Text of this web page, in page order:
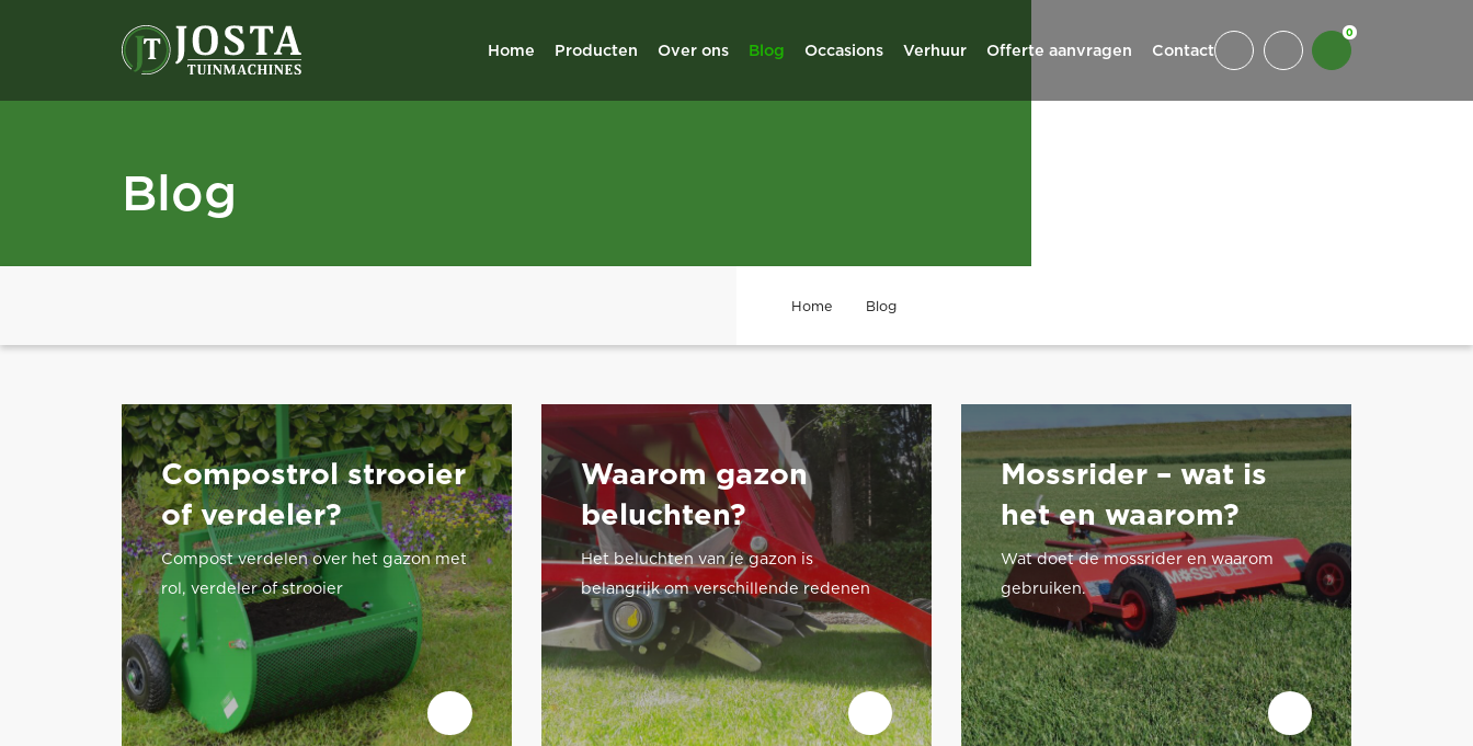
Home Producten Over ons Blog Occasions Verhuur Offerte aanvragen Contact
0
Blog
Home Blog
Compostrol strooier
of verdeler?
Compost verdelen over het gazon met
rol, verdeler of strooier
Waarom gazon
beluchten?
Het beluchten van je gazon is
belangrijk om verschillende redenen
Mossrider – wat is
het en waarom?
Wat doet de mossrider en waarom
gebruiken.